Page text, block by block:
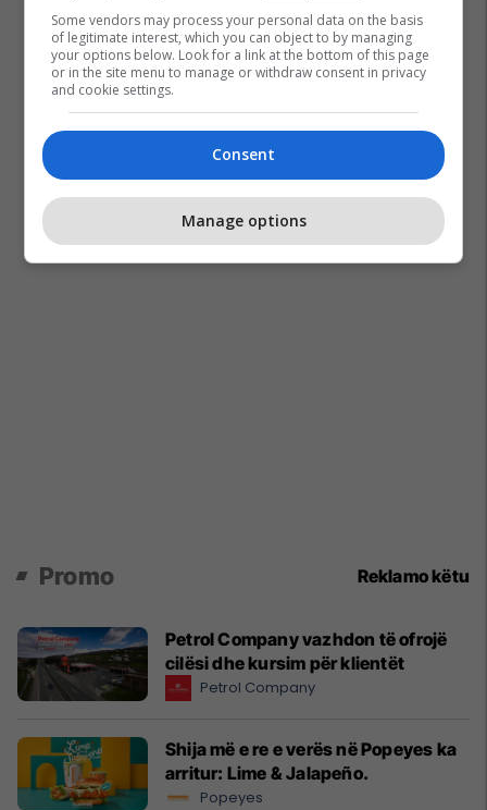
Promo Reklamo këtu
Petrol Company vazhdon të ofrojë
cilësi dhe kursim për klientët
Petrol Company
Shija më e re e verës në Popeyes ka
arritur: Lime & Jalapeño.
Popeyes
Some vendors may process your personal data on the basis
of legitimate interest, which you can object to by managing
your options below. Look for a link at the bottom of this page
or in the site menu to manage or withdraw consent in privacy
and cookie settings.
Consent
Manage options